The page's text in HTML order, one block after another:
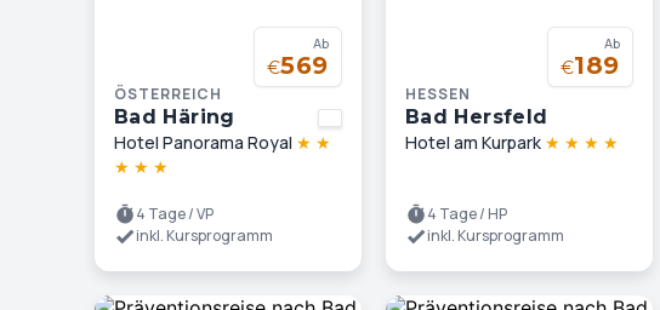
Ab
€569
ÖSTERREICH
Bad Häring
Hotel Panorama Royal ★ ★
★ ★ ★
4 Tage / VP
inkl. Kursprogramm
Ab
€189
HESSEN
Bad Hersfeld
Hotel am Kurpark ★ ★ ★ ★
4 Tage / HP
inkl. Kursprogramm